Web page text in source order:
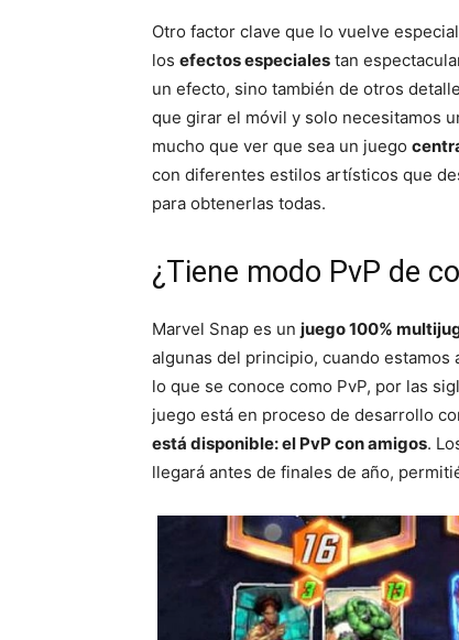
Otro factor clave que lo vuelve
los efectos especiales tan
un efecto, sino también de otros
que girar el móvil y solo necesitamos
mucho que ver que sea un juego
con diferentes estilos artísticos que
para obtenerlas todas.
¿Tiene modo PvP de
Marvel Snap es un juego 100%
algunas del principio, cuando
lo que se conoce como PvP, por las
juego está en proceso de desarrollo
está disponible: el PvP con amigos.
llegará antes de finales de año,